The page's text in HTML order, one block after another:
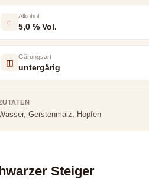
◌
Alkohol
5,0 % Vol.
◫
Gärungsart
untergärig
Gerstenmalz, Hopfen
Steiger